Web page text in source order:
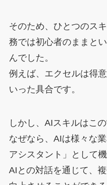
そのため、ひとつのス
務では初心者のままと
んでした。
例えば、エクセルは得
いった具合です。
しかし、AIスキルはこ
なぜなら、AIは様々な
アシスタント」として
AIとの対話を通じて、